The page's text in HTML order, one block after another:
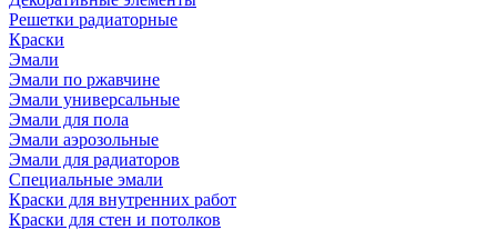
Решетки радиаторные
Краски
Эмали
Эмали по ржавчине
Эмали универсальные
Эмали для пола
Эмали аэрозольные
Эмали для радиаторов
Специальные эмали
Краски для внутренних работ
Краски для стен и потолков